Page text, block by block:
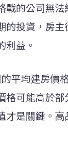
戰的公司無
的投資，房
利益。
平均建房價
格可能高於
才是關鍵。